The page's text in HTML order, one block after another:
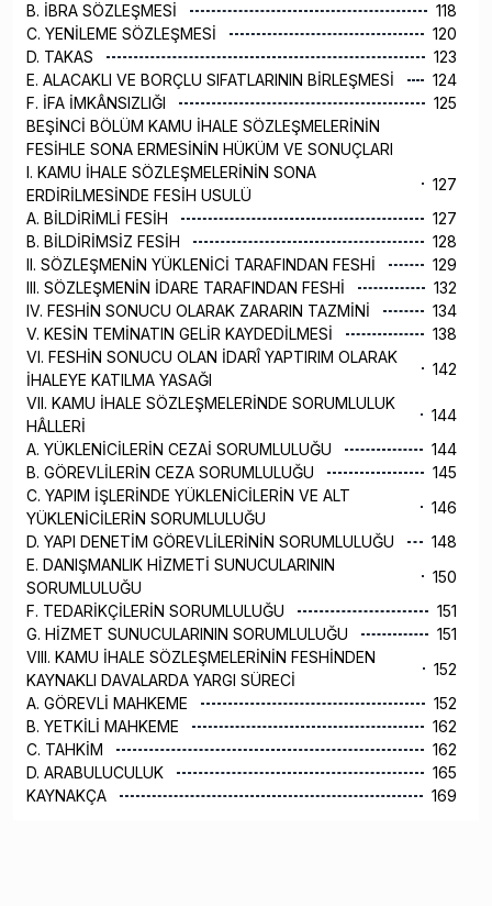
B. İBRA SÖZLEŞMESİ
118
C. YENİLEME SÖZLEŞMESİ
120
D. TAKAS
123
E. ALACAKLI VE BORÇLU SIFATLARININ BİRLEŞMESİ
124
F. İFA İMKÂNSIZLIĞI
125
BEŞİNCİ BÖLÜM KAMU İHALE SÖZLEŞMELERİNİN
FESİHLE SONA ERMESİNİN HÜKÜM VE SONUÇLARI
I. KAMU İHALE SÖZLEŞMELERİNİN SONA
ERDİRİLMESİNDE FESİH USULÜ
127
A. BİLDİRİMLİ FESİH
127
B. BİLDİRİMSİZ FESİH
128
II. SÖZLEŞMENİN YÜKLENİCİ TARAFINDAN FESHİ
129
III. SÖZLEŞMENİN İDARE TARAFINDAN FESHİ
132
IV. FESHİN SONUCU OLARAK ZARARIN TAZMİNİ
134
V. KESİN TEMİNATIN GELİR KAYDEDİLMESİ
138
VI. FESHİN SONUCU OLAN İDARÎ YAPTIRIM OLARAK
İHALEYE KATILMA YASAĞI
142
VII. KAMU İHALE SÖZLEŞMELERİNDE SORUMLULUK
HÂLLERİ
144
A. YÜKLENİCİLERİN CEZAİ SORUMLULUĞU
144
B. GÖREVLİLERİN CEZA SORUMLULUĞU
145
C. YAPIM İŞLERİNDE YÜKLENİCİLERİN VE ALT
YÜKLENİCİLERİN SORUMLULUĞU
146
D. YAPI DENETİM GÖREVLİLERİNİN SORUMLULUĞU
148
E. DANIŞMANLIK HİZMETİ SUNUCULARININ
SORUMLULUĞU
150
F. TEDARİKÇİLERİN SORUMLULUĞU
151
G. HİZMET SUNUCULARININ SORUMLULUĞU
151
VIII. KAMU İHALE SÖZLEŞMELERİNİN FESHİNDEN
KAYNAKLI DAVALARDA YARGI SÜRECİ
152
A. GÖREVLİ MAHKEME
152
B. YETKİLİ MAHKEME
162
C. TAHKİM
162
D. ARABULUCULUK
165
KAYNAKÇA
169